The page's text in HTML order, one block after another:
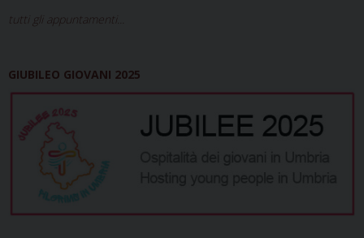
tutti gli appuntamenti...
GIUBILEO GIOVANI 2025